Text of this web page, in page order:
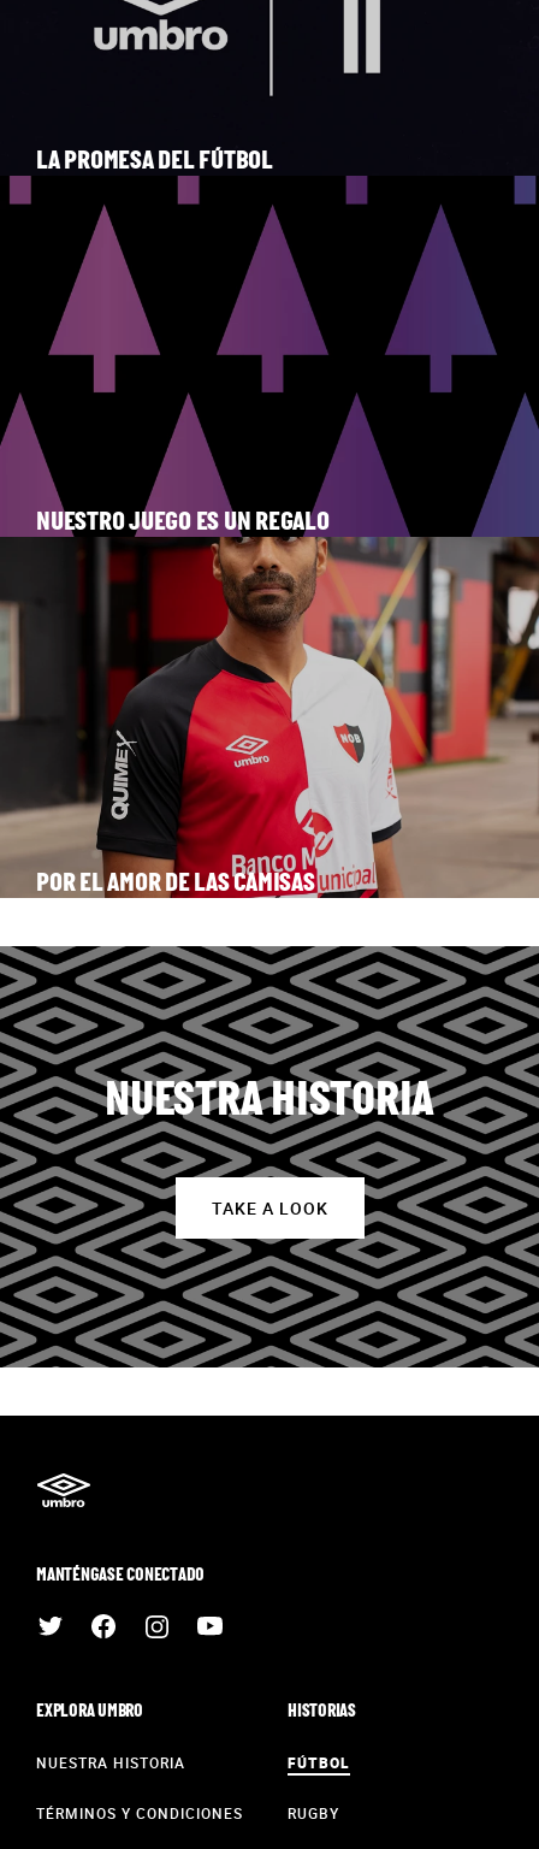
LA PROMESA DEL FÚTBOL
NUESTRO JUEGO ES UN REGALO
POR EL AMOR DE LAS CAMISAS
NUESTRA HISTORIA
TAKE A LOOK
MANTÉNGASE CONECTADO
EXPLORA UMBRO
NUESTRA HISTORIA
TÉRMINOS Y CONDICIONES
HISTORIAS
FÚTBOL
RUGBY